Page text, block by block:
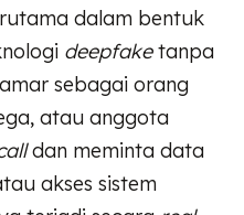
dalam bentuk
deepfaketanpa
sebagai orang
atau anggota
dan meminta data
akses sistem